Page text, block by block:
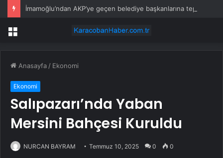
İmamoğlu’ndan AKP’ye geçen belediye başkanlarına tepki
Menü
Anasayfa / Ekonomi
Ekonomi
Salıpazarı’nda Yaban
Mersini Bahçesi Kuruldu
NURCAN BAYRAM Temmuz 10, 2025 0 0